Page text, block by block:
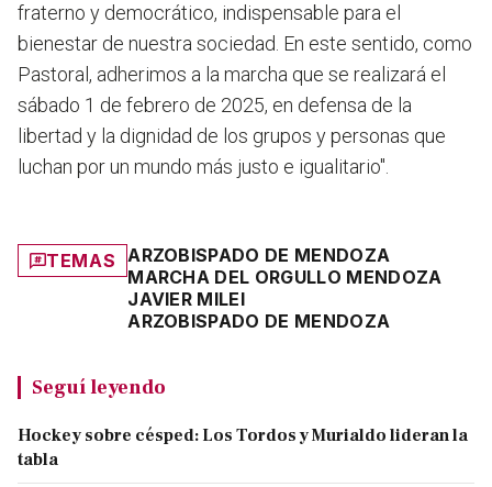
fraterno y democrático, indispensable para el
bienestar de nuestra sociedad. En este sentido, como
Pastoral, adherimos a la marcha que se realizará el
sábado 1 de febrero de 2025, en defensa de la
libertad y la dignidad de los grupos y personas que
luchan por un mundo más justo e igualitario".
TEMAS
ARZOBISPADO DE MENDOZA
MARCHA DEL ORGULLO MENDOZA
JAVIER MILEI
ARZOBISPADO DE MENDOZA
Seguí leyendo
Hockey sobre césped: Los Tordos y Murialdo lideran la
tabla